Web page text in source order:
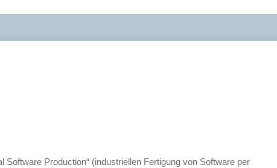
Production“ (industriellen Fertigung von Software per